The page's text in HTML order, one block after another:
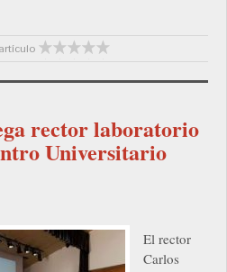
rector laboratorio
Universitario
El rector
Carlos